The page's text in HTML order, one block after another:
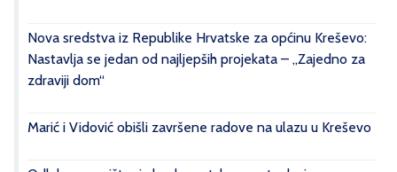
Nova sredstva iz Republike Hrvatske za općinu Kreševo:
Nastavlja se jedan od najljepših projekata – „Zajedno za
zdraviji dom“
Marić i Vidović obišli završene radove na ulazu u Kreševo